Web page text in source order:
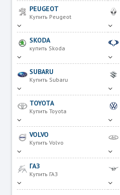
PEUGEOT
Купить Peugeot
SKODA
купить Skoda
SUBARU
Купить Subaru
TOYOTA
Купить Toyota
VOLVO
Купить Volvo
ГАЗ
Купить ГАЗ